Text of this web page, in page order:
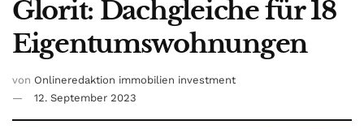
Glorit: Dachgleiche für 18
Eigentumswohnungen
von Onlineredaktion immobilien investment
12. September 2023